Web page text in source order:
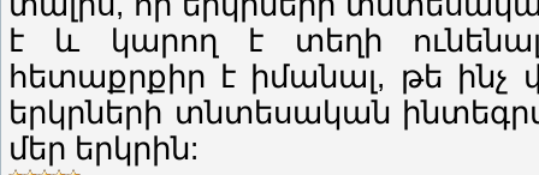
է և կարող է տեղի
հետաքրքիր է իմանալ, թե
երկրների տնտեսական
մեր երկրին: